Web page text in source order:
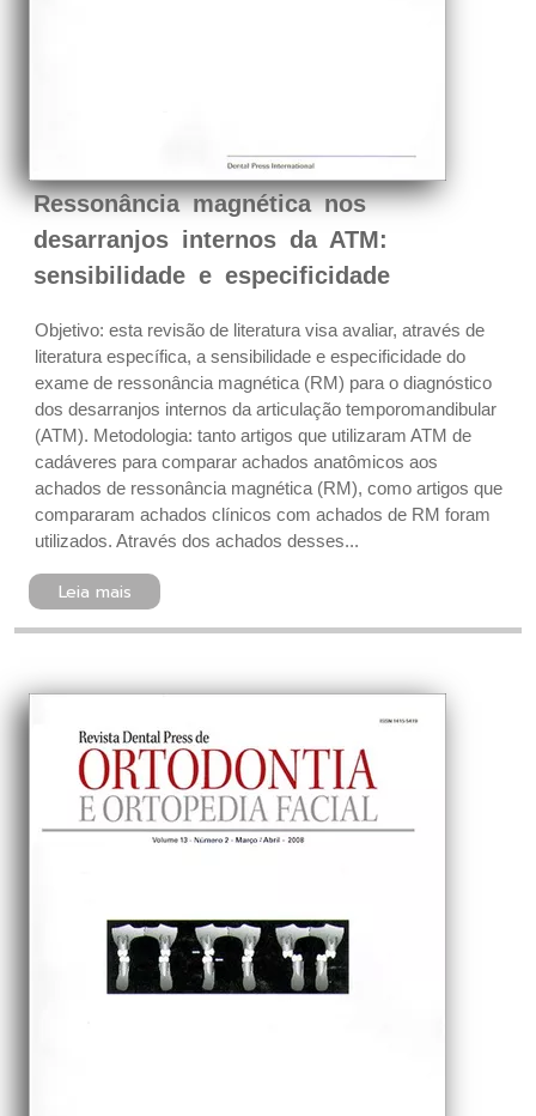
Ressonância magnética nos
desarranjos internos da ATM:
sensibilidade e especificidade
Objetivo: esta revisão de literatura visa avaliar, através de
literatura específica, a sensibilidade e especificidade do
exame de ressonância magnética (RM) para o diagnóstico
dos desarranjos internos da articulação temporomandibular
(ATM). Metodologia: tanto artigos que utilizaram ATM de
cadáveres para comparar achados anatômicos aos
achados de ressonância magnética (RM), como artigos que
compararam achados clínicos com achados de RM foram
utilizados. Através dos achados desses...
Leia mais